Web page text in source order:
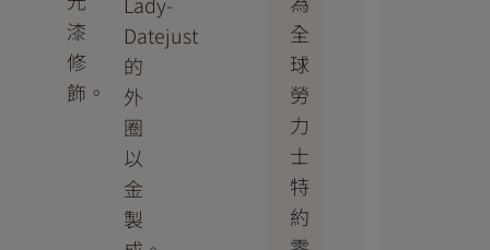
漆
修
飾。
Datejust
的
外
圈
以
金
製
全
球
勞
力
士
特
約